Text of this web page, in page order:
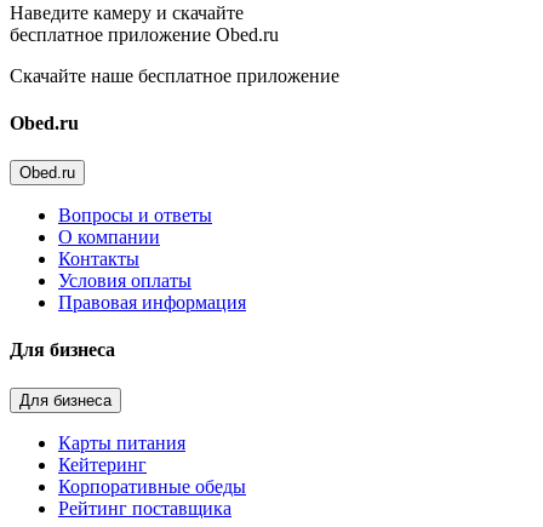
Наведите камеру и скачайте
бесплатное приложение Obed.ru
Скачайте наше бесплатное приложение
Obed.ru
Obed.ru
Вопросы и ответы
О компании
Контакты
Условия оплаты
Правовая информация
Для бизнеса
Для бизнеса
Карты питания
Кейтеринг
Корпоративные обеды
Рейтинг поставщика